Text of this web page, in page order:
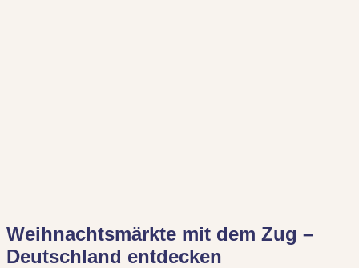
Weihnachtsmärkte mit dem Zug –
Deutschland entdecken